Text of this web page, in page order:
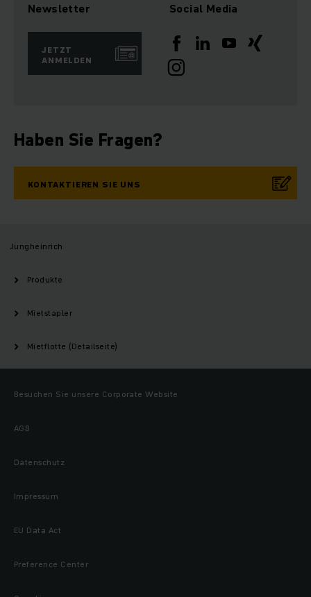
Newsletter
JETZT
ANMELDEN
Social Media
Haben Sie Fragen?
KONTAKTIEREN SIE UNS
Jungheinrich
Produkte
Mietstapler
Mietflotte (Detailseite)
Besuchen Sie unsere Corporate Website
AGB
Datenschutz
Impressum
EU Data Act
Preference Center